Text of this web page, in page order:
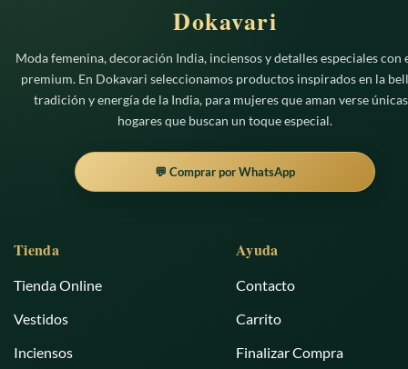
Dokavari
Moda femenina, decoración India, inciensos y detalles especiales con
premium. En Dokavari seleccionamos productos inspirados en la
tradición y energía de la India, para mujeres que aman verse
hogares que buscan un toque especial.
💬 Comprar por WhatsApp
Tienda
Tienda Online
Vestidos
Inciensos
Ayuda
Contacto
Carrito
Finalizar Compra